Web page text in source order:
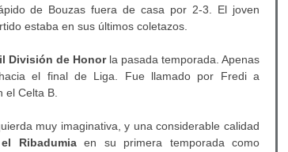
de Bouzas fuera de casa por 2-3. El joven
estaba en sus últimos coletazos.
División de Honorla pasada temporada. Apenas
el final de Liga. Fue llamado por Fredi a
Celta B.
muy imaginativa, y una considerable calidad
Ribadumiaen su primera temporada como